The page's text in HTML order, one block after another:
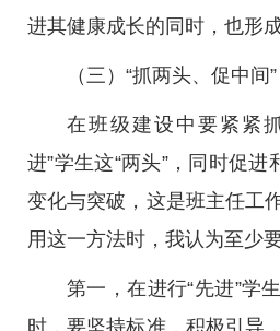
进其健康成长的同时，也形
（三）“抓两头、促中间”
在班级建设中要紧紧
进”学生这“两头”，同时促进
变化与突破，这是班主任工
用这一方法时，我认为至少
第一，在进行“先进”学
时，要坚持标准，积极引导